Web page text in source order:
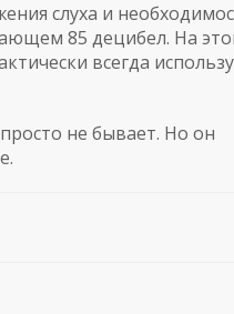
слуха и
85 децибел. На
всегда
не бывает. Но он